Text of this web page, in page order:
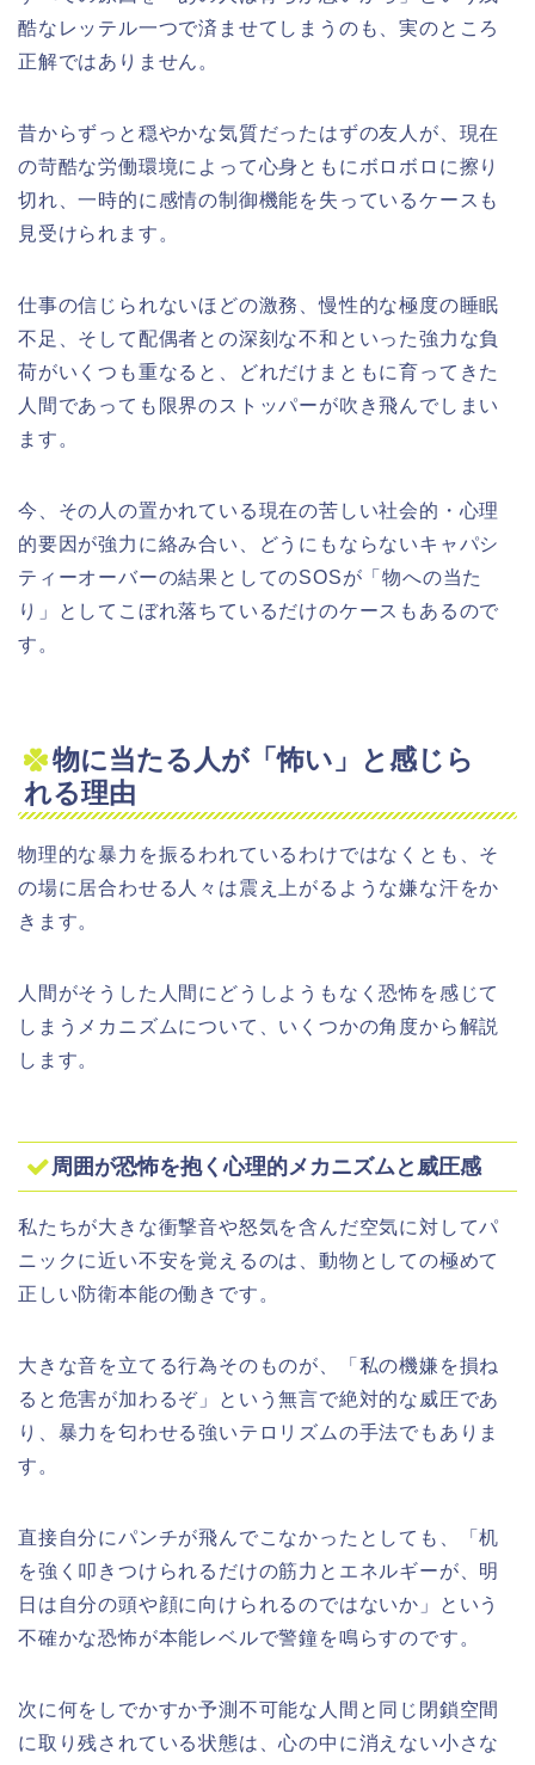
酷なレッテル一つで済ませてしまうのも、実のところ
正解ではありません。
昔からずっと穏やかな気質だったはずの友人が、現在
の苛酷な労働環境によって心身ともにボロボロに擦り
切れ、一時的に感情の制御機能を失っているケースも
見受けられます。
仕事の信じられないほどの激務、慢性的な極度の睡眠
不足、そして配偶者との深刻な不和といった強力な負
荷がいくつも重なると、どれだけまともに育ってきた
人間であっても限界のストッパーが吹き飛んでしまい
ます。
今、その人の置かれている現在の苦しい社会的・心理
的要因が強力に絡み合い、どうにもならないキャパシ
ティーオーバーの結果としてのSOSが「物への当た
り」としてこぼれ落ちているだけのケースもあるので
す。
物に当たる人が「怖い」と感じら
れる理由
物理的な暴力を振るわれているわけではなくとも、そ
の場に居合わせる人々は震え上がるような嫌な汗をか
きます。
人間がそうした人間にどうしようもなく恐怖を感じて
しまうメカニズムについて、いくつかの角度から解説
します。
周囲が恐怖を抱く心理的メカニズムと威圧感
私たちが大きな衝撃音や怒気を含んだ空気に対してパ
ニックに近い不安を覚えるのは、動物としての極めて
正しい防衛本能の働きです。
大きな音を立てる行為そのものが、「私の機嫌を損ね
ると危害が加わるぞ」という無言で絶対的な威圧であ
り、暴力を匂わせる強いテロリズムの手法でもありま
す。
直接自分にパンチが飛んでこなかったとしても、「机
を強く叩きつけられるだけの筋力とエネルギーが、明
日は自分の頭や顔に向けられるのではないか」という
不確かな恐怖が本能レベルで警鐘を鳴らすのです。
次に何をしでかすか予測不可能な人間と同じ閉鎖空間
に取り残されている状態は、心の中に消えない小さな